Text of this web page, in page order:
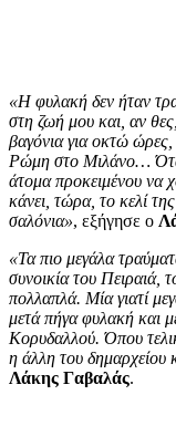
«Η φυλακή δεν ήταν
στη ζωή μου και, αν
βαγόνια για οκτώ
Ρώμη στο Μιλάνο…
άτομα προκειμένου να
κάνει, τώρα, το κελί
σαλόνια», εξήγησε ο
«Τα πιο μεγάλα
συνοικία του Πειραιά,
πολλαπλά. Μία γιατί
μετά πήγα φυλακή και
Κορυδαλλού. Όπου
η άλλη του δημαρχείου
Λάκης Γαβαλάς.